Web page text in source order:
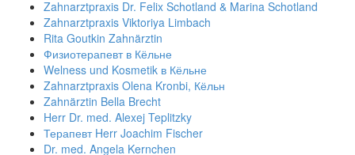
Zahnarztpraxis Dr. Felix Schotland & Marina Schotland
Zahnarztpraxis Viktoriya Limbach
Rita Goutkin Zahnärztin
Физиотерапевт в Кёльне
Welness und Kosmetik в Кёльне
Zahnarztpraxis Olena Kronbi, Кёльн
Zahnärztin Bella Brecht
Herr Dr. med. Alexej Teplitzky
Терапевт Herr Joachim Fischer
Dr. med. Angela Kernchen